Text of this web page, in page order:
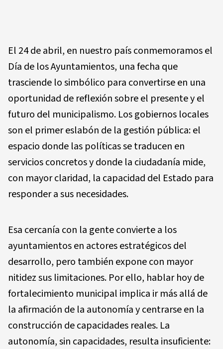
El 24 de abril, en nuestro país conmemoramos el
Día de los Ayuntamientos, una fecha que
trasciende lo simbólico para convertirse en una
oportunidad de reflexión sobre el presente y el
futuro del municipalismo. Los gobiernos locales
son el primer eslabón de la gestión pública: el
espacio donde las políticas se traducen en
servicios concretos y donde la ciudadanía mide,
con mayor claridad, la capacidad del Estado para
responder a sus necesidades.
Esa cercanía con la gente convierte a los
ayuntamientos en actores estratégicos del
desarrollo, pero también expone con mayor
nitidez sus limitaciones. Por ello, hablar hoy de
fortalecimiento municipal implica ir más allá de
la afirmación de la autonomía y centrarse en la
construcción de capacidades reales. La
autonomía, sin capacidades, resulta insuficiente: